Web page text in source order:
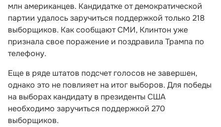
млн американцев. Кандидатке от демократической
партии удалось заручиться поддержкой только 218
выборщиков. Как сообщают СМИ, Клинтон уже
признала свое поражение и поздравила Трампа по
телефону.
Еще в ряде штатов подсчет голосов не завершен,
однако это не повлияет на итог выборов. Для победы
на выборах кандидату в президенты США
необходимо заручиться поддержкой 270
выборщиков.